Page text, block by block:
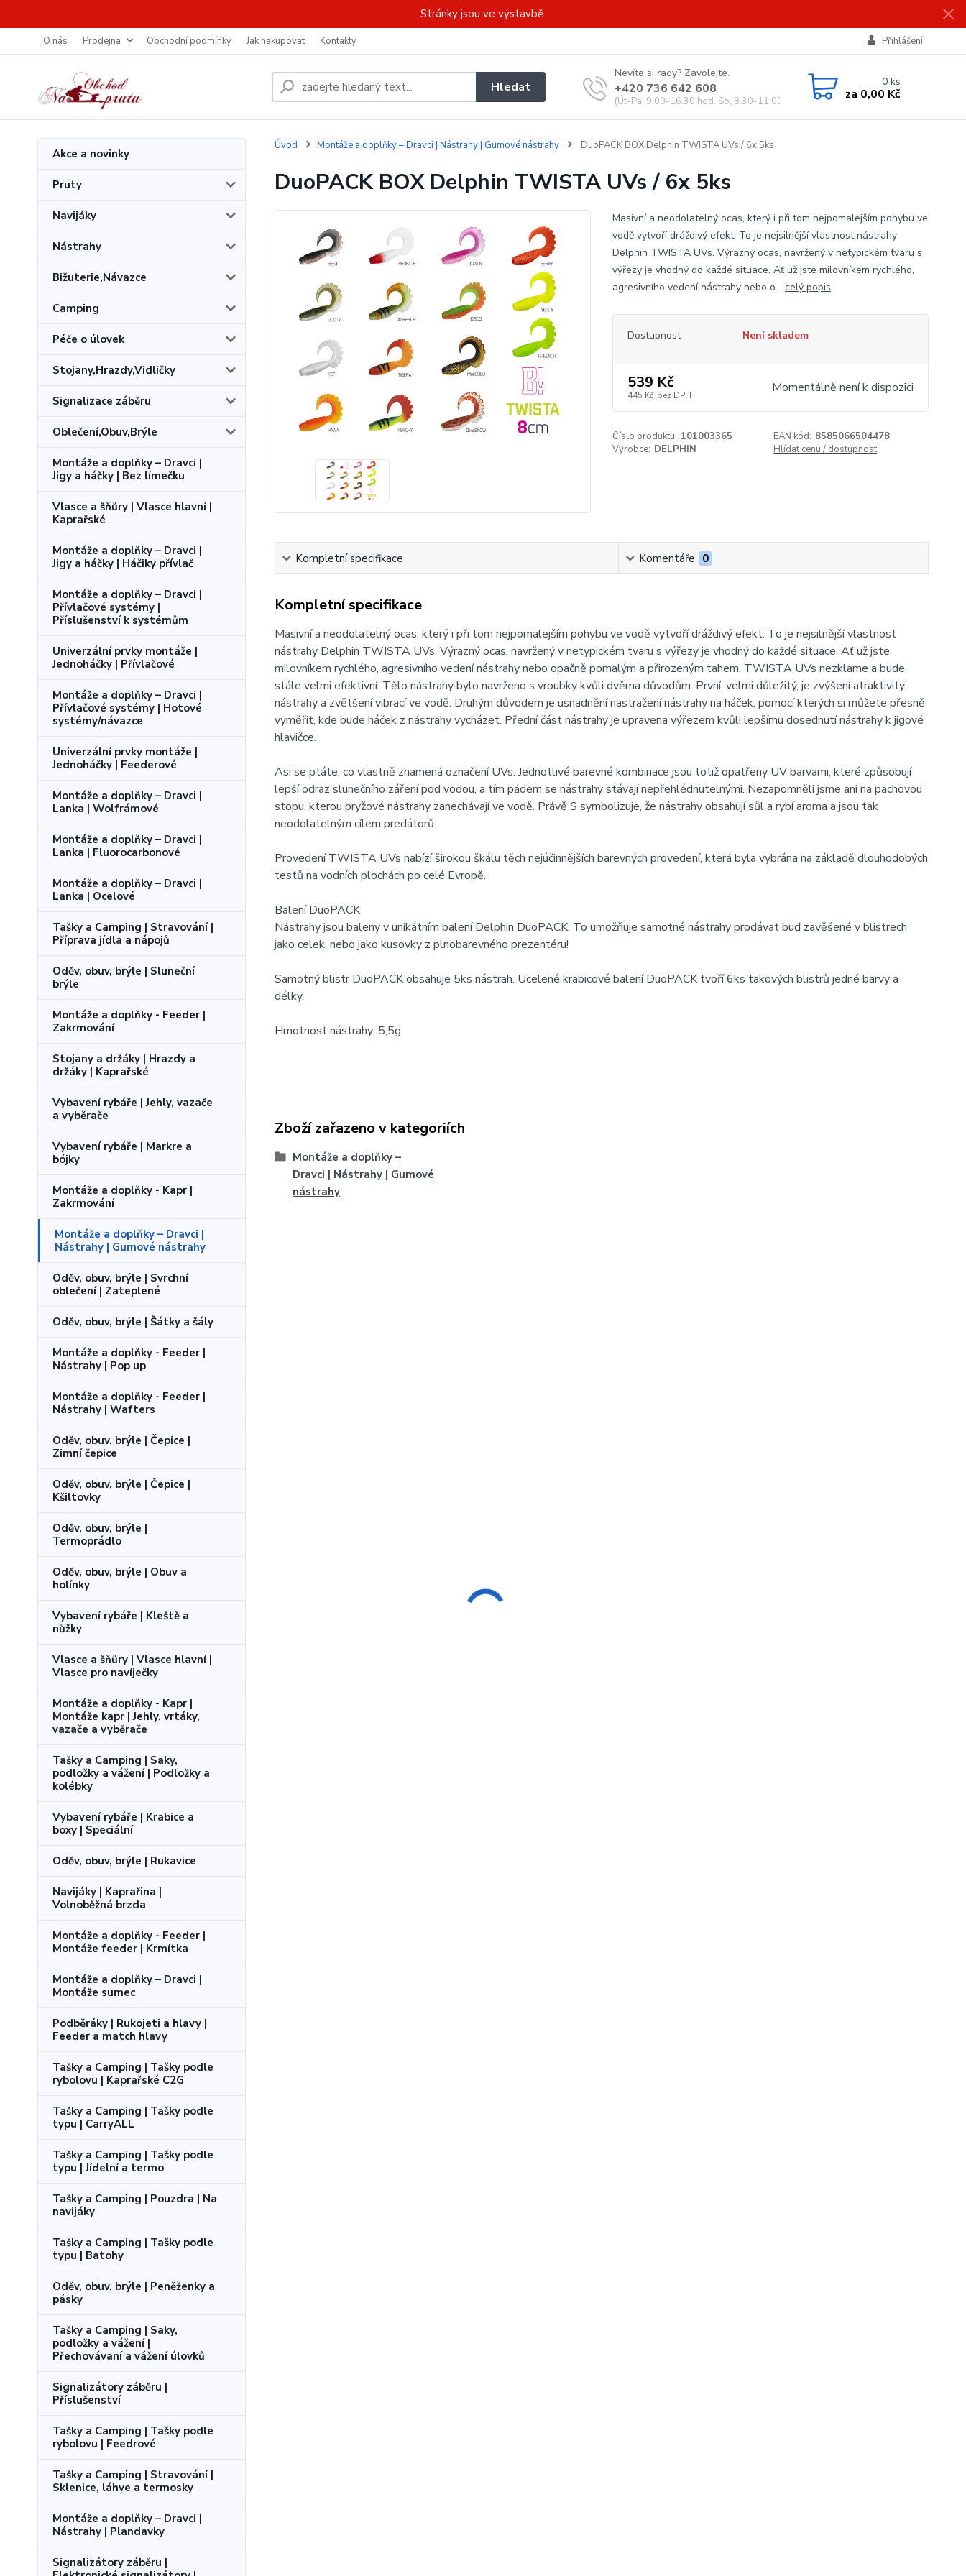
Stránky jsou ve výstavbě.
O nás Prodejna Obchodní podmínky Jak nakupovat Kontakty Přihlášení
Hledat
Nevíte si rady? Zavolejte.
+420 736 642 608
(Út-Pá, 9:00-16.30 hod. So, 8.30-11:00 hod.)
0ks
za 0,00 Kč
Akce a novinky
Pruty
Navijáky
Nástrahy
Bižuterie,Návazce
Camping
Péče o úlovek
Stojany,Hrazdy,Vidličky
Signalizace záběru
Oblečení,Obuv,Brýle
Montáže a doplňky – Dravci |
Jigy a háčky | Bez límečku
Vlasce a šňůry | Vlasce hlavní |
Kaprařské
Montáže a doplňky – Dravci |
Jigy a háčky | Háčiky přívlač
Montáže a doplňky – Dravci |
Přívlačové systémy |
Příslušenství k systémům
Univerzální prvky montáže |
Jednoháčky | Přívlačové
Montáže a doplňky – Dravci |
Přívlačové systémy | Hotové
systémy/návazce
Univerzální prvky montáže |
Jednoháčky | Feederové
Montáže a doplňky – Dravci |
Lanka | Wolfrámové
Montáže a doplňky – Dravci |
Lanka | Fluorocarbonové
Montáže a doplňky – Dravci |
Lanka | Ocelové
Tašky a Camping | Stravování |
Příprava jídla a nápojů
Oděv, obuv, brýle | Sluneční
brýle
Montáže a doplňky - Feeder |
Zakrmování
Stojany a držáky | Hrazdy a
držáky | Kaprařské
Vybavení rybáře | Jehly, vazače
a vyběrače
Vybavení rybáře | Markre a
bójky
Montáže a doplňky - Kapr |
Zakrmování
Montáže a doplňky – Dravci |
Nástrahy | Gumové nástrahy
Oděv, obuv, brýle | Svrchní
oblečení | Zateplené
Oděv, obuv, brýle | Šátky a šály
Montáže a doplňky - Feeder |
Nástrahy | Pop up
Montáže a doplňky - Feeder |
Nástrahy | Wafters
Oděv, obuv, brýle | Čepice |
Zimní čepice
Oděv, obuv, brýle | Čepice |
Kšiltovky
Oděv, obuv, brýle |
Termoprádlo
Oděv, obuv, brýle | Obuv a
holínky
Vybavení rybáře | Kleště a
nůžky
Vlasce a šňůry | Vlasce hlavní |
Vlasce pro navíječky
Montáže a doplňky - Kapr |
Montáže kapr | Jehly, vrtáky,
vazače a vyběrače
Tašky a Camping | Saky,
podložky a vážení | Podložky a
kolébky
Vybavení rybáře | Krabice a
boxy | Speciální
Oděv, obuv, brýle | Rukavice
Navijáky | Kaprařina |
Volnoběžná brzda
Montáže a doplňky - Feeder |
Montáže feeder | Krmítka
Montáže a doplňky – Dravci |
Montáže sumec
Podběráky | Rukojeti a hlavy |
Feeder a match hlavy
Tašky a Camping | Tašky podle
rybolovu | Kaprařské C2G
Tašky a Camping | Tašky podle
typu | CarryALL
Tašky a Camping | Tašky podle
typu | Jídelní a termo
Tašky a Camping | Pouzdra | Na
navijáky
Tašky a Camping | Tašky podle
typu | Batohy
Oděv, obuv, brýle | Peněženky a
pásky
Tašky a Camping | Saky,
podložky a vážení |
Přechovávaní a vážení úlovků
Signalizátory záběru |
Příslušenství
Tašky a Camping | Tašky podle
rybolovu | Feedrové
Tašky a Camping | Stravování |
Sklenice, láhve a termosky
Montáže a doplňky – Dravci |
Nástrahy | Plandavky
Signalizátory záběru |
Úvod Montáže a doplňky – Dravci | Nástrahy | Gumové nástrahy DuoPACK BOX Delphin TWISTA UVs / 6x 5ks
DuoPACK BOX Delphin TWISTA UVs / 6x 5ks
Masivní a neodolatelný ocas, který i při tom nejpomalejším pohybu ve
vodě vytvoří dráždivý efekt. To je nejsilnější vlastnost nástrahy
Delphin TWISTA UVs. Výrazný ocas, navržený v netypickém tvaru s
výřezy je vhodný do každé situace. Ať už jste milovníkem rychlého,
agresivního vedení nástrahy nebo o... celý popis
Dostupnost Není skladem
539 Kč
445 Kč bez DPH Momentálně není k dispozici
Číslo produktu: 101003365 EAN kód: 8585066504478
Výrobce: DELPHIN Hlídat cenu / dostupnost
Kompletní specifikace Komentáře 0
Kompletní specifikace
Masivní a neodolatelný ocas, který i při tom nejpomalejším pohybu ve vodě vytvoří dráždivý efekt. To je nejsilnější vlastnost
nástrahy Delphin TWISTA UVs. Výrazný ocas, navržený v netypickém tvaru s výřezy je vhodný do každé situace. Ať už jste
milovníkem rychlého, agresivního vedení nástrahy nebo opačně pomalým a přirozeným tahem. TWISTA UVs nezklame a bude
stále velmi efektivní. Tělo nástrahy bylo navrženo s vroubky kvůli dvěma důvodům. První, velmi důležitý, je zvýšení atraktivity
nástrahy a zvětšení vibrací ve vodě. Druhým důvodem je usnadnění nastražení nástrahy na háček, pomocí kterých si můžete přesně
vyměřit, kde bude háček z nástrahy vycházet. Přední část nástrahy je upravena výřezem kvůli lepšímu dosednutí nástrahy k jigové
hlavičce.
Asi se ptáte, co vlastně znamená označení UVs. Jednotlivé barevné kombinace jsou totiž opatřeny UV barvami, které způsobují
lepší odraz slunečního záření pod vodou, a tím pádem se nástrahy stávají nepřehlédnutelnými. Nezapomněli jsme ani na pachovou
stopu, kterou pryžové nástrahy zanechávají ve vodě. Právě S symbolizuje, že nástrahy obsahují sůl a rybí aroma a jsou tak
neodolatelným cílem predátorů.
Provedení TWISTA UVs nabízí širokou škálu těch nejúčinnějších barevných provedení, která byla vybrána na základě dlouhodobých
testů na vodních plochách po celé Evropě.
Balení DuoPACK
Nástrahy jsou baleny v unikátním balení Delphin DuoPACK. To umožňuje samotné nástrahy prodávat buď zavěšené v blistrech
jako celek, nebo jako kusovky z plnobarevného prezentéru!
Samotný blistr DuoPACK obsahuje 5ks nástrah. Ucelené krabicové balení DuoPACK tvoří 6ks takových blistrů jedné barvy a
délky.
Hmotnost nástrahy: 5,5g
Zboží zařazeno v kategoriích
Montáže a doplňky –
Dravci | Nástrahy | Gumové
nástrahy